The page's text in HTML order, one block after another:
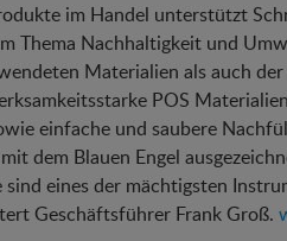
im Handel unterstützt
Thema Nachhaltigkeit und
Materialien als auch der
POS
einfache und saubere
dem Blauen Engel
eines der mächtigsten
Geschäftsführer Frank Groß.